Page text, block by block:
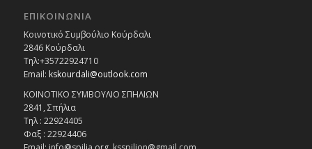
ΕΠΙΚΟΙΝΩΝΙΑ
Κοινοτικό Συμβούλιο Κούρδαλι
2846 Κούρδαλι
Τηλ:+35722924710
Email: kskourdali@outlook.com
ΚΟΙΝΟΤΙΚΟ ΣΥΜΒΟΥΛΙΟ ΣΠΗΛΙΩΝ
2841, Σπήλια
Τηλ : 22924405
Φαξ : 22924406